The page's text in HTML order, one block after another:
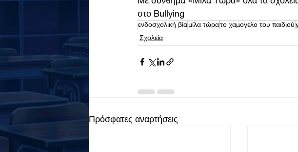
στο Bullying
ενδοσχολική βίαμίλα τώρατο χαμογελο του παιδιού
Σχολεία
Πρόσφατες αναρτήσεις